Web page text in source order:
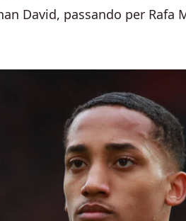
David, passando per